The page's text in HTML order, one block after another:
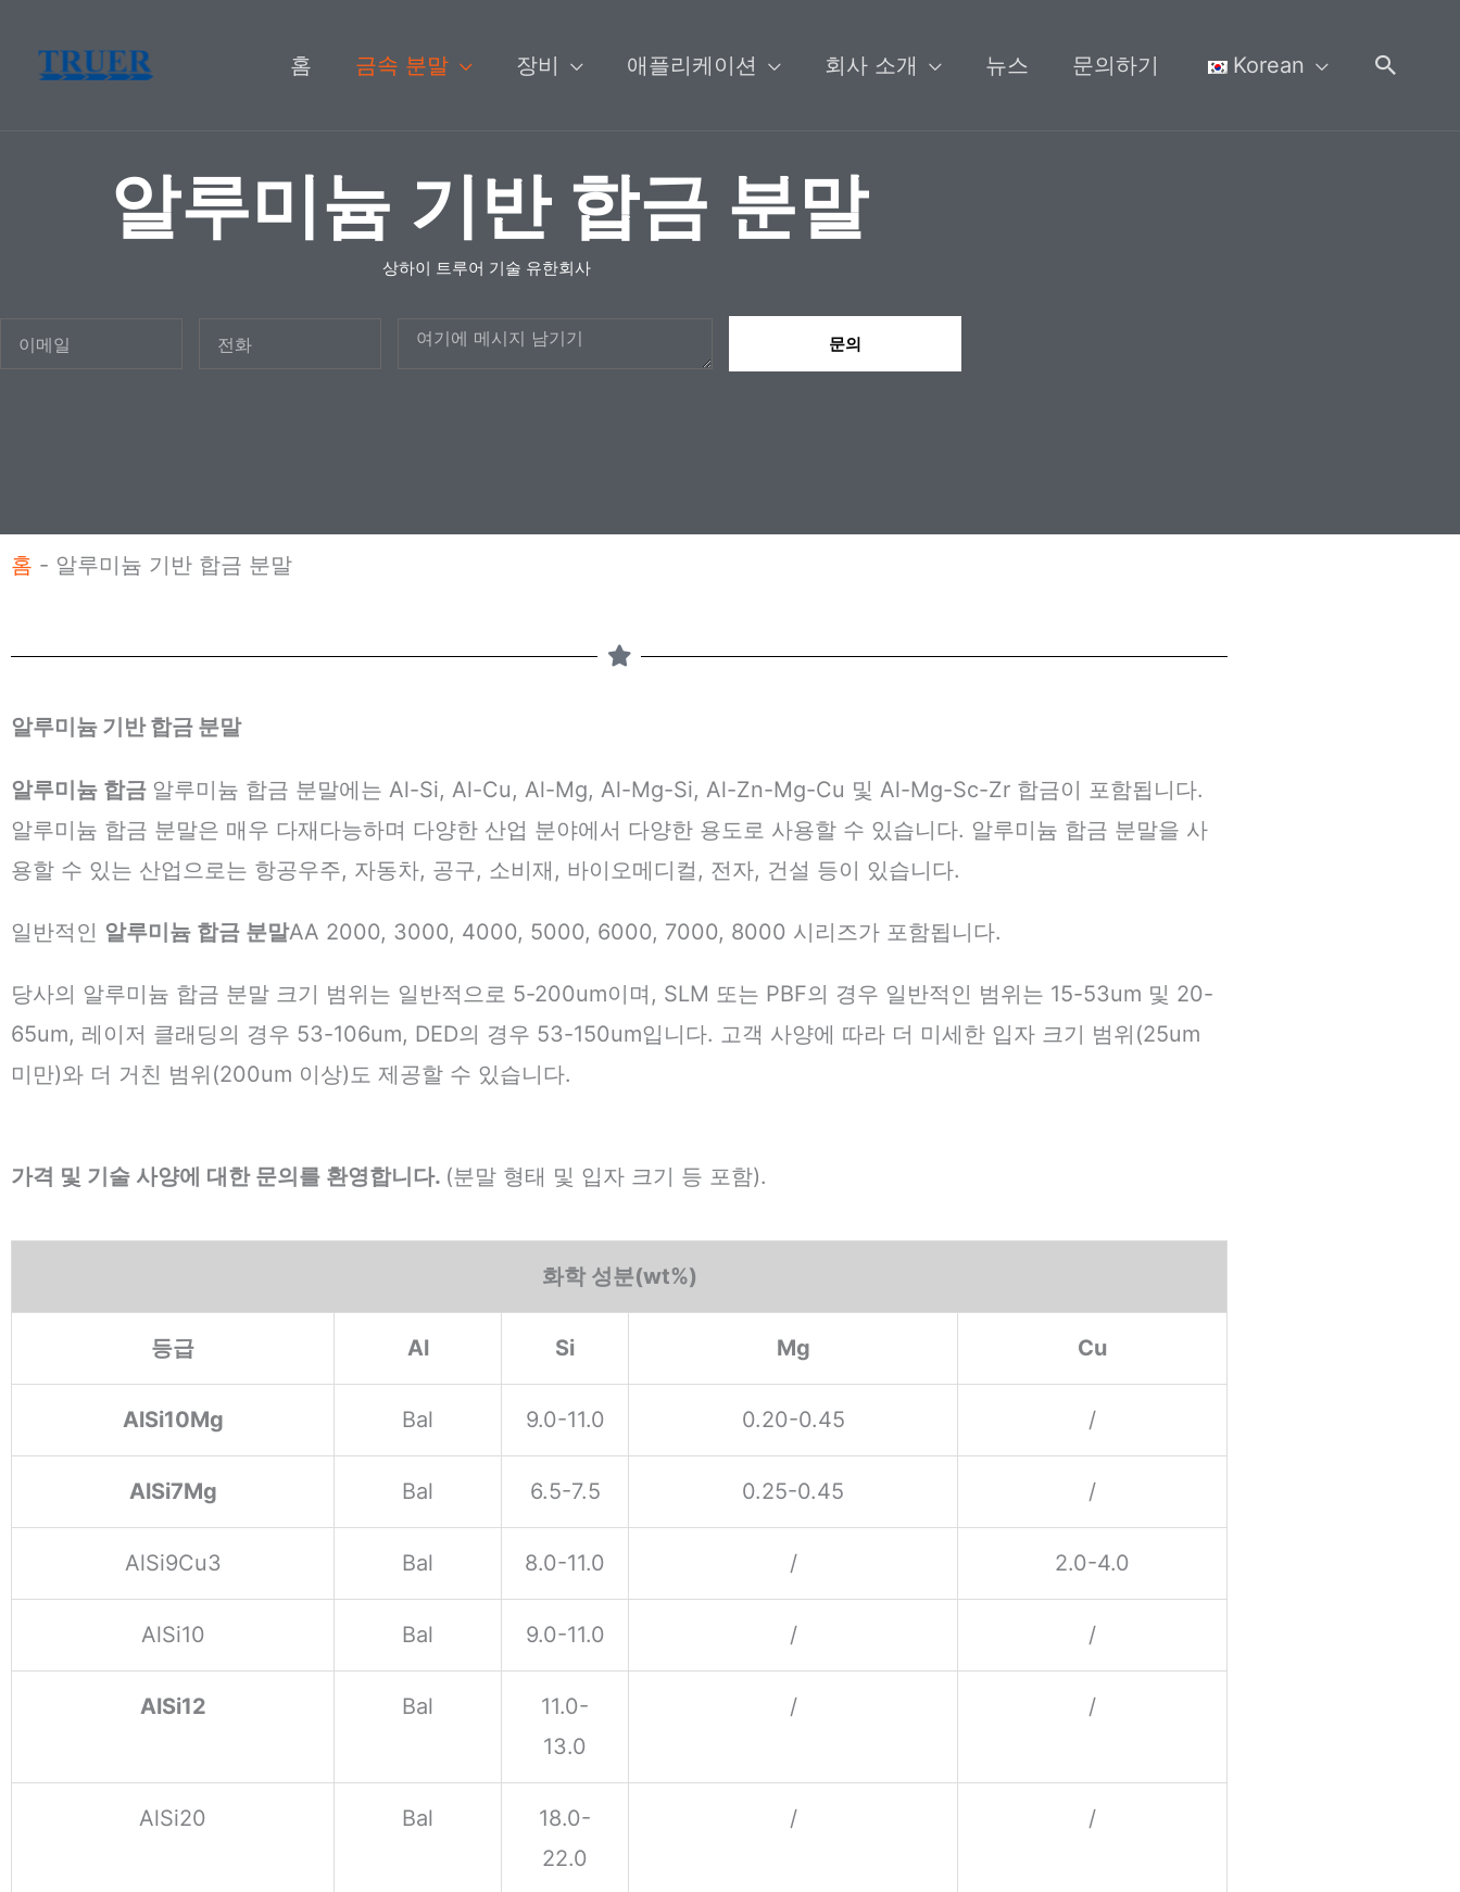
홈 금속 분말 장비 애플리케이션 회사 소개 뉴스 문의하기 Korean
검
알루미늄 기반 합금 분말
상하이 트루어 기술 유한회사
전
메
문의
홈 - 알루미늄 기반 합금 분말
알루미늄 기반 합금 분말
알루미늄 합금 알루미늄 합금 분말에는 Al-Si, Al-Cu, Al-Mg, Al-Mg-Si, Al-Zn-Mg-Cu 및 Al-Mg-Sc-Zr 합금이 포함됩니다.
알루미늄 합금 분말은 매우 다재다능하며 다양한 산업 분야에서 다양한 용도로 사용할 수 있습니다. 알루미늄 합금 분말을 사
용할 수 있는 산업으로는 항공우주, 자동차, 공구, 소비재, 바이오메디컬, 전자, 건설 등이 있습니다.
일반적인 알루미늄 합금 분말AA 2000, 3000, 4000, 5000, 6000, 7000, 8000 시리즈가 포함됩니다.
당사의 알루미늄 합금 분말 크기 범위는 일반적으로 5-200um이며, SLM 또는 PBF의 경우 일반적인 범위는 15-53um 및 20-
65um, 레이저 클래딩의 경우 53-106um, DED의 경우 53-150um입니다. 고객 사양에 따라 더 미세한 입자 크기 범위(25um
미만)와 더 거친 범위(200um 이상)도 제공할 수 있습니다.
가격 및 기술 사양에 대한 문의를 환영합니다. (분말 형태 및 입자 크기 등 포함).
화학 성분(wt%)
등급 Al Si Mg Cu
AlSi10Mg Bal 9.0-11.0 0.20-0.45 /
AlSi7Mg Bal 6.5-7.5 0.25-0.45 /
AlSi9Cu3 Bal 8.0-11.0 / 2.0-4.0
AlSi10 Bal 9.0-11.0 / /
AlSi12 Bal
11.0-
13.0
/ /
AlSi20 Bal
18.0-
22.0
/ /